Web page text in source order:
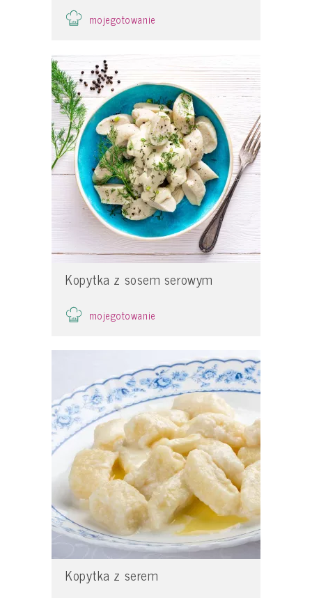
mojegotowanie
Kopytka z sosem serowym
mojegotowanie
Kopytka z serem